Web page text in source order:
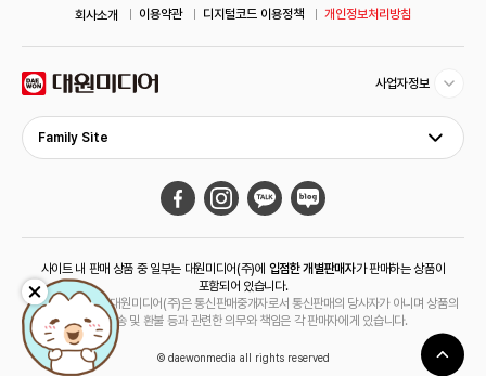
회사소개
이용약관 디지털코드 이용정책 개인정보처리방침
사업자정보
Family Site
사이트 내 판매 상품 중 일부는 대원미디어(주)에 입점한 개별판매자가 판매하는 상품이
포함되어 있습니다.
해당 상품의 경우 대원미디어(주)은 통신판매중개자로서 통신판매의 당사자가 아니며 상품의
주문, 배송 및 환불 등과 관련한 의무와 책임은 각 판매자에게 있습니다.
© daewonmedia all rights reserved